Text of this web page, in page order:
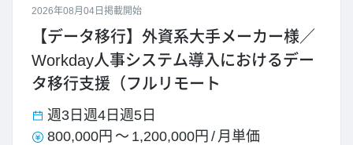
2026年08月04日掲載開始
【データ移行】外資系大手メーカー様／
Workday人事システム導入におけるデー
タ移行支援（フルリモート
週3日 週4日 週5日
800,000円 ～ 1,200,000円 / 月単価